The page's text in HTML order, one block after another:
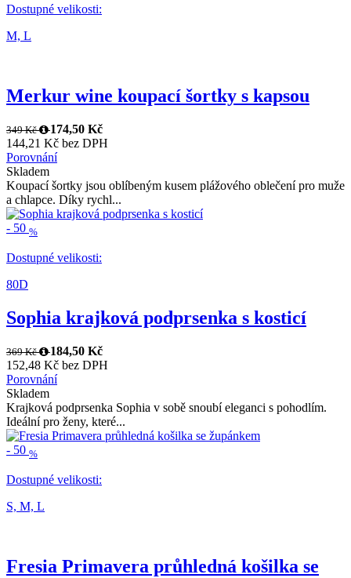
Dostupné velikosti:
M, L
Merkur wine koupací šortky s kapsou
349 Kč
174,50 Kč
144,21 Kč bez DPH
Porovnání
Skladem
Koupací šortky jsou oblíbeným kusem plážového oblečení pro muže
a chlapce. Díky rychl...
- 50 %
Dostupné velikosti:
80D
Sophia krajková podprsenka s kosticí
369 Kč
184,50 Kč
152,48 Kč bez DPH
Porovnání
Skladem
Krajková podprsenka Sophia v sobě snoubí eleganci s pohodlím.
Ideální pro ženy, které...
- 50 %
Dostupné velikosti:
S, M, L
Fresia Primavera průhledná košilka se